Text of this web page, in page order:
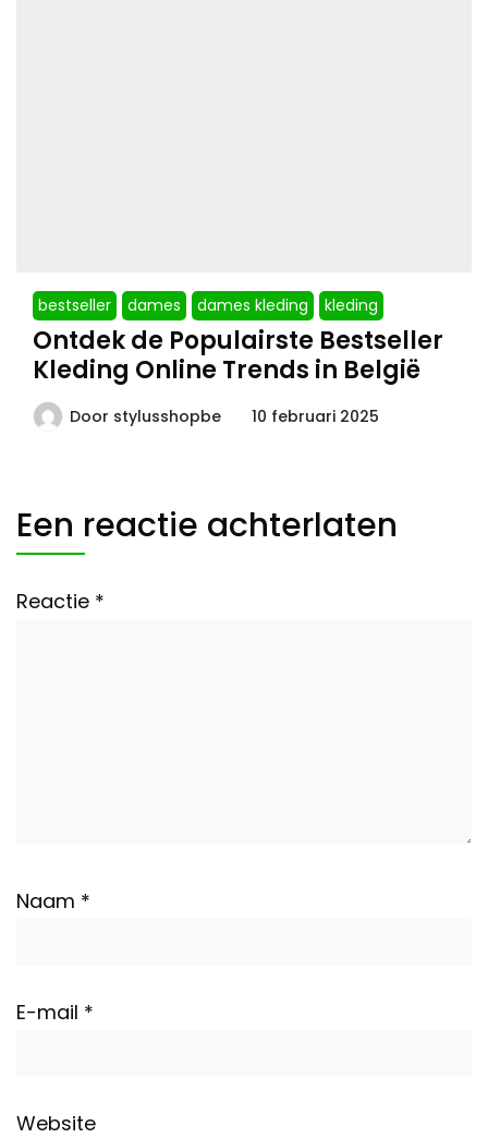
bestseller dames dames kleding kleding
Ontdek de Populairste Bestseller
Kleding Online Trends in België
Door stylusshopbe 10 februari 2025
Een reactie achterlaten
Reactie *
Naam *
E-mail *
Website